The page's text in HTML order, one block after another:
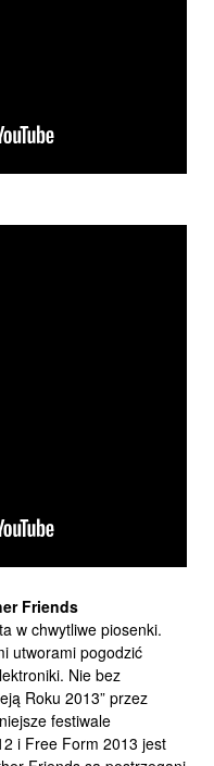
Friends
w chwytliwe piosenki.
utworami pogodzić
Nie bez
Roku 2013” przez
festiwale
i Free Form 2013 jest